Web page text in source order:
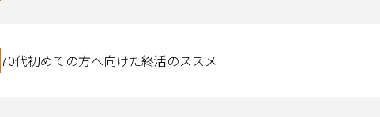
70代初めての方へ向けた終活のススメ